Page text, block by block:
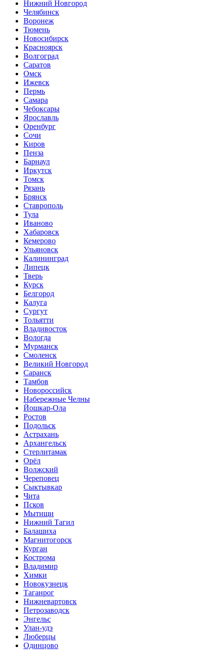
Нижний Новгород
Челябинск
Воронеж
Тюмень
Новосибирск
Красноярск
Волгоград
Саратов
Омск
Ижевск
Пермь
Самара
Чебоксары
Ярославль
Оренбург
Сочи
Киров
Пенза
Барнаул
Иркутск
Томск
Рязань
Брянск
Ставрополь
Тула
Иваново
Хабаровск
Кемерово
Ульяновск
Калининград
Липецк
Тверь
Курск
Белгород
Калуга
Сургут
Тольятти
Владивосток
Вологда
Мурманск
Смоленск
Великий Новгород
Саранск
Тамбов
Новороссийск
Набережные Челны
Йошкар-Ола
Ростов
Подольск
Астрахань
Архангельск
Стерлитамак
Орёл
Волжский
Череповец
Сыктывкар
Чита
Псков
Мытищи
Нижний Тагил
Балашиха
Магнитогорск
Курган
Кострома
Владимир
Химки
Новокузнецк
Таганрог
Нижневартовск
Петрозаводск
Энгельс
Улан-удэ
Люберцы
Одинцово